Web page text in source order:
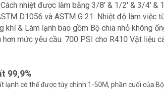
nhiệt được làm bằng 3/8' & 1/2' & 3/4'
D1056 và ASTM G 21. Nhiệt độ làm
khí & Làm lạnh bao gồm Bộ chia nhỏ không
hơn mức yêu cầu. 700 PSI cho R410 Vật liệu
99,9%
lạnh có thể được tùy chỉnh 1-50M, phần cuối của